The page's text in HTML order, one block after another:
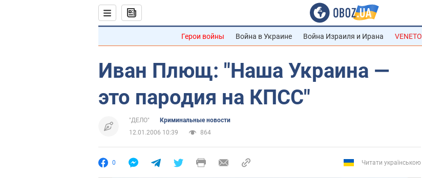
Герои войны Война в Украине Война Израиля и Ирана VENETO
Иван Плющ: "Наша Украина —
это пародия на КПСС"
"ДЕЛО"
Криминальные новости
12.01.2006 10:39
864
0 Читати українською